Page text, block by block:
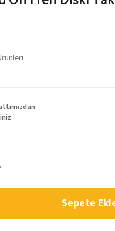
Sepete